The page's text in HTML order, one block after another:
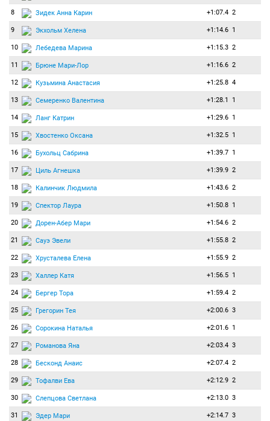
8 Зидек Анна Карин +1:07.4 2
9 Экхольм Хелена +1:14.6 1
10 Лебедева Марина +1:15.3 2
11 Брюне Мари-Лор +1:16.6 2
12 Кузьмина Анастасия +1:25.8 4
13 Семеренко Валентина +1:28.1 1
14 Ланг Катрин +1:29.6 1
15 Хвостенко Оксана +1:32.5 1
16 Бухольц Сабрина +1:39.7 1
17 Циль Агнешка +1:39.9 2
18 Калинчик Людмила +1:43.6 2
19 Спектор Лаура +1:50.8 1
20 Дорен-Абер Мари +1:54.6 2
21 Сауэ Эвели +1:55.8 2
22 Хрусталева Елена +1:55.9 2
23 Халлер Катя +1:56.5 1
24 Бергер Тора +1:59.4 2
25 Грегорин Тея +2:00.6 3
26 Сорокина Наталья +2:01.6 1
27 Романова Яна +2:03.4 3
28 Бесконд Анаис +2:07.4 2
29 Тофалви Ева +2:12.9 2
30 Слепцова Светлана +2:13.0 3
31 Эдер Мари +2:14.7 3